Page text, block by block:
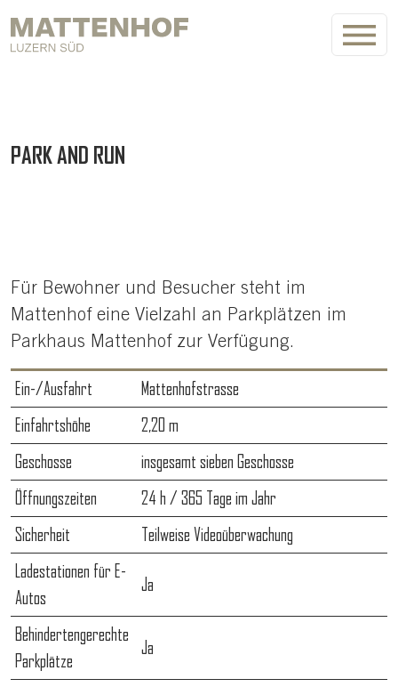
PARK AND RUN
Für Bewohner und Besucher steht im
Mattenhof eine Vielzahl an Parkplätzen im
Parkhaus Mattenhof zur Verfügung.
Ein-/Ausfahrt
Mattenhofstrasse
Einfahrtshöhe
2,20 m
Geschosse
insgesamt sieben Geschosse
Öffnungszeiten
24 h / 365 Tage im Jahr
Sicherheit
Teilweise Videoüberwachung
Ladestationen für E-
Autos
Ja
Behindertengerechte
Parkplätze
Ja